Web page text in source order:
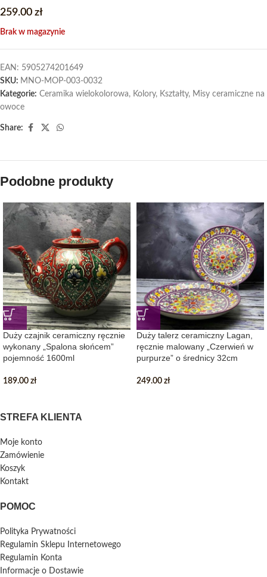
259.00 zł
Brak w magazynie
EAN: 5905274201649
SKU: MNO-MOP-003-0032
Kategorie: Ceramika wielokolorowa, Kolory, Kształty, Misy ceramiczne na
owoce
Share:
Podobne produkty
Duży czajnik ceramiczny ręcznie
wykonany „Spalona słońcem”
pojemność 1600ml
189.00 zł
Duży talerz ceramiczny Lagan,
ręcznie malowany „Czerwień w
purpurze” o średnicy 32cm
249.00 zł
STREFA KLIENTA
Moje konto
Zamówienie
Koszyk
Kontakt
POMOC
Polityka Prywatności
Regulamin Sklepu Internetowego
Regulamin Konta
Informacje o Dostawie